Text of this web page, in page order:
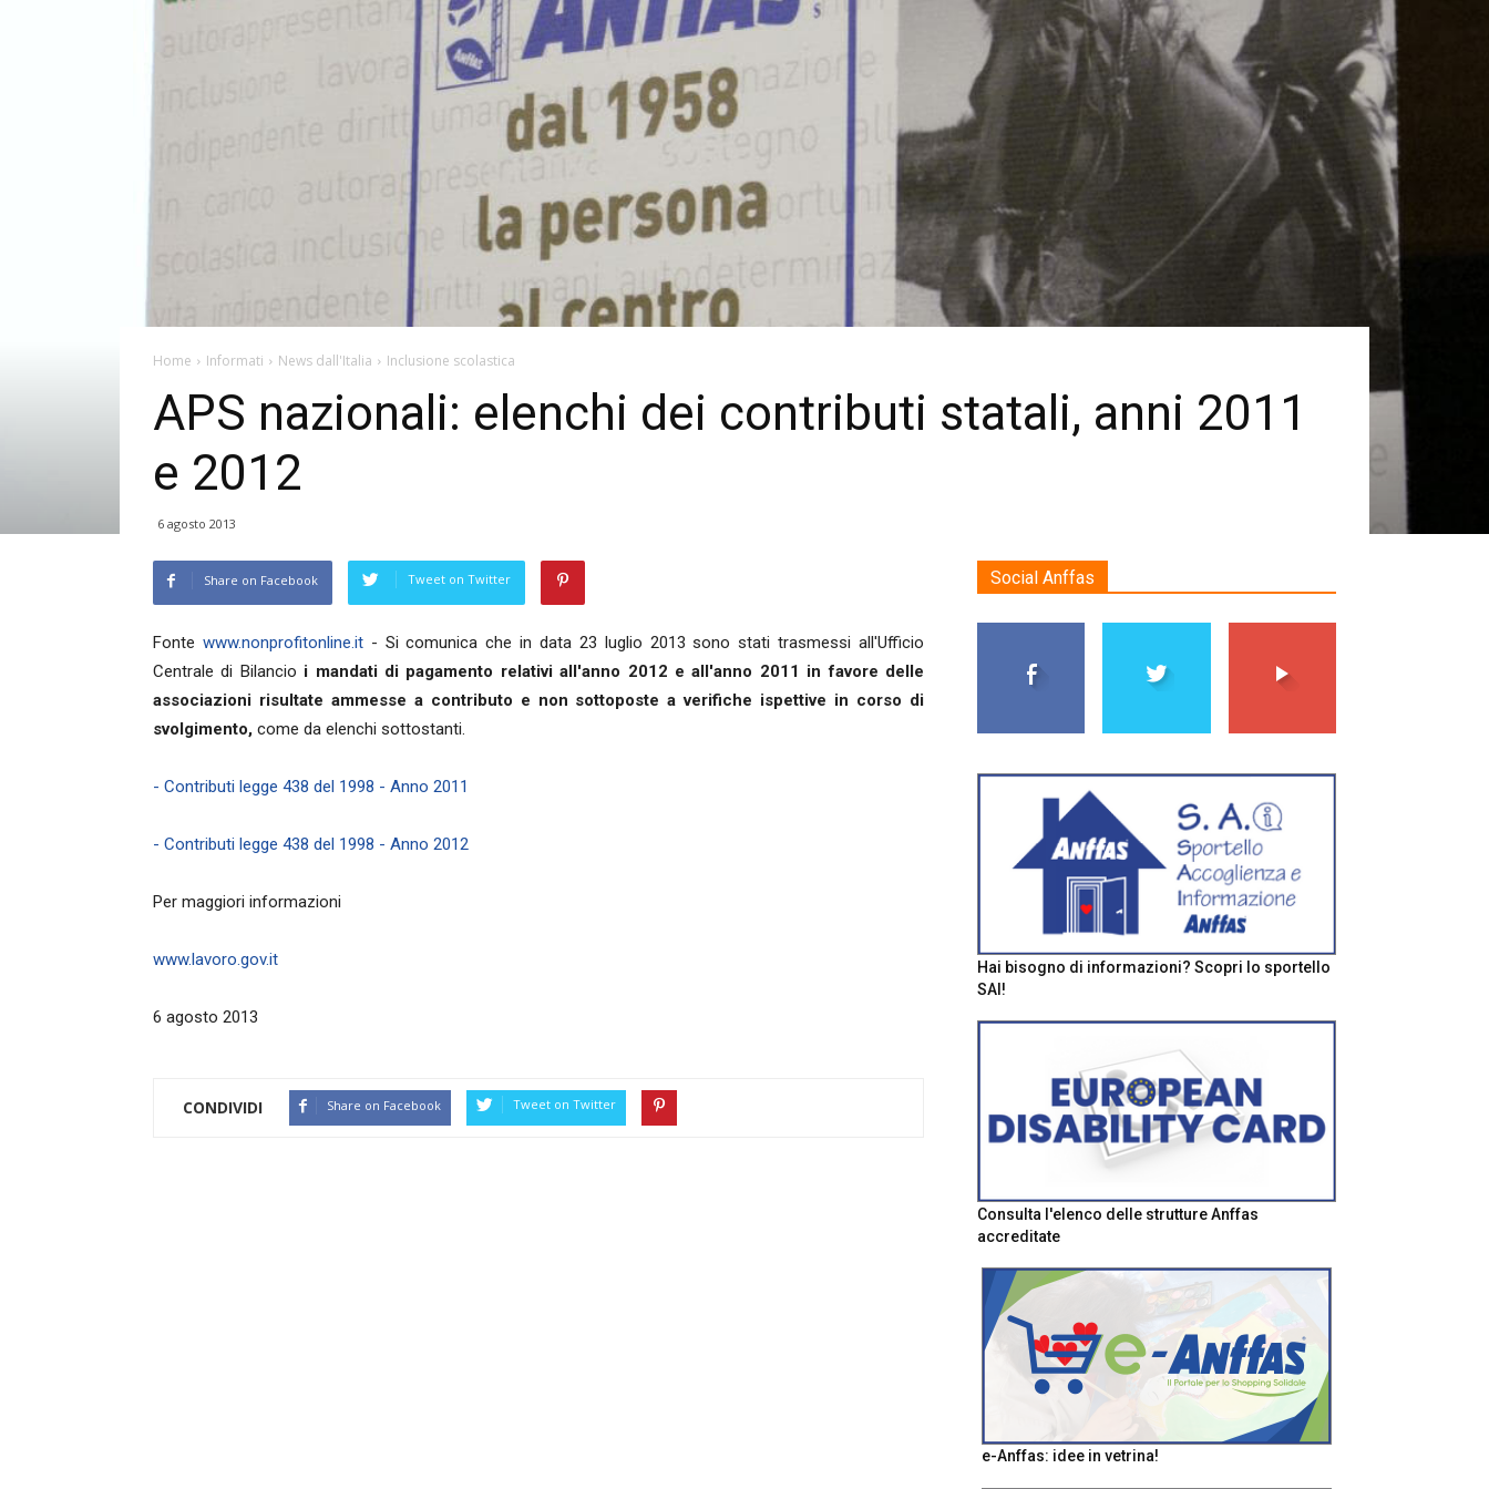
Home Informati News dall'Italia Inclusione scolastica
APS nazionali: elenchi dei contributi statali, anni 2011
e 2012
6 agosto 2013
Share on Facebook Tweet on Twitter
Fonte www.nonprofitonline.it- Si comunica che in data 23 luglio 2013 sono stati trasmessi all'Ufficio
Centrale di Bilancio i mandati di pagamento relativi all'anno 2012 e all'anno 2011 in favore delle
associazioni risultate ammesse a contributo e non sottoposte a verifiche ispettive in corso di
svolgimento, come da elenchi sottostanti.
- Contributi legge 438 del 1998 - Anno 2011
- Contributi legge 438 del 1998 - Anno 2012
Per maggiori informazioni
www.lavoro.gov.it
6 agosto 2013
CONDIVIDI Share on Facebook Tweet on Twitter
Social Anffas
Hai bisogno di informazioni? Scopri lo sportello
SAI!
Consulta l'elenco delle strutture Anffas
accreditate
e-Anffas: idee in vetrina!